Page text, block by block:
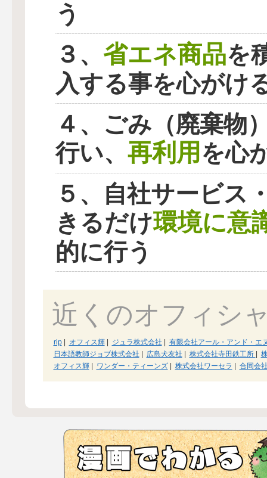
う
３、 省エネ商品を
入する事を心がけ
４、ごみ（廃棄物
行い、 再利用を心
５、自社サービス
きるだけ環境に意
的に行う
近くのオフィシ
rip| オフィス輝| ジュラ株式会社
有限会社アール・アンド・エ
日本語教師ジョブ株式会社
広島犬友社 株式会社寺田鉄工所
オフィス輝| ワンダー・ティーンズ| 株式会社ワーセラ 合同会